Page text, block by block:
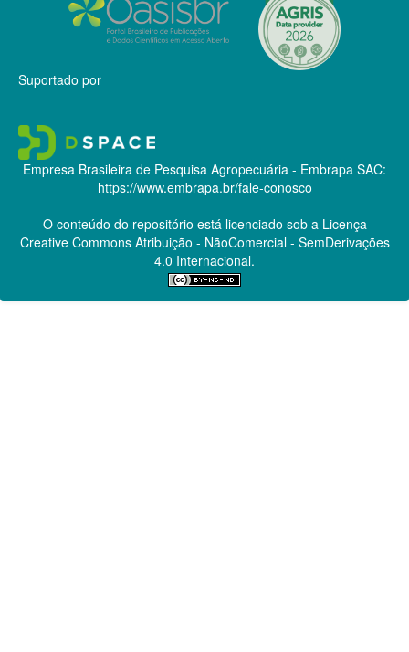
Suportado por
Empresa Brasileira de Pesquisa Agropecuária - Embrapa SAC:
https://www.embrapa.br/fale-conosco
O conteúdo do repositório está licenciado sob a Licença
Creative CommonsAtribuição - NãoComercial - SemDerivações
4.0 Internacional.